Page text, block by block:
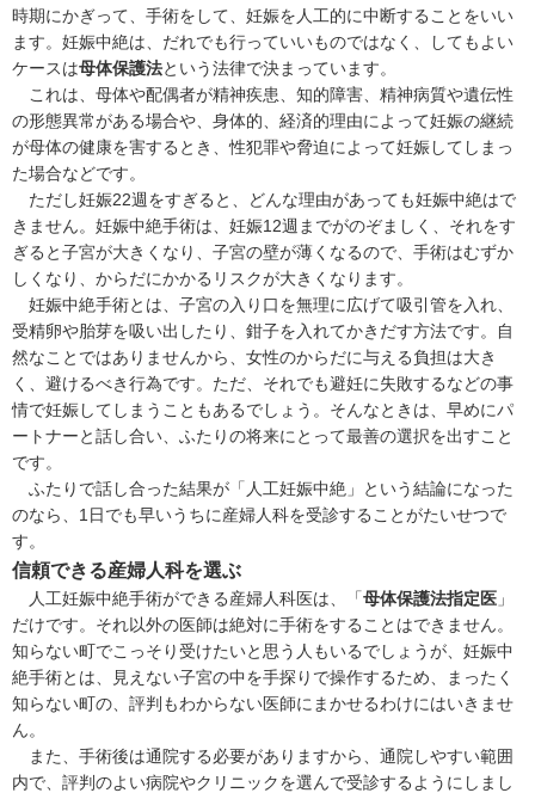
時期にかぎって、手術をして、妊娠を人工的に中断することをいい
ます。妊娠中絶は、だれでも行っていいものではなく、してもよい
ケースは母体保護法という法律で決まっています。
これは、母体や配偶者が精神疾患、知的障害、精神病質や遺伝性
の形態異常がある場合や、身体的、経済的理由によって妊娠の継続
が母体の健康を害するとき、性犯罪や脅迫によって妊娠してしまっ
た場合などです。
ただし妊娠22週をすぎると、どんな理由があっても妊娠中絶はで
きません。妊娠中絶手術は、妊娠12週までがのぞましく、それをす
ぎると子宮が大きくなり、子宮の壁が薄くなるので、手術はむずか
しくなり、からだにかかるリスクが大きくなります。
妊娠中絶手術とは、子宮の入り口を無理に広げて吸引管を入れ、
受精卵や胎芽を吸い出したり、鉗子を入れてかきだす方法です。自
然なことではありませんから、女性のからだに与える負担は大き
く、避けるべき行為です。ただ、それでも避妊に失敗するなどの事
情で妊娠してしまうこともあるでしょう。そんなときは、早めにパ
ートナーと話し合い、ふたりの将来にとって最善の選択を出すこと
です。
ふたりで話し合った結果が「人工妊娠中絶」という結論になった
のなら、1日でも早いうちに産婦人科を受診することがたいせつで
す。
信頼できる産婦人科を選ぶ
人工妊娠中絶手術ができる産婦人科医は、「母体保護法指定医 」
だけです。それ以外の医師は絶対に手術をすることはできません。
知らない町でこっそり受けたいと思う人もいるでしょうが、妊娠中
絶手術とは、見えない子宮の中を手探りで操作するため、まったく
知らない町の、評判もわからない医師にまかせるわけにはいきませ
ん。
また、手術後は通院する必要がありますから、通院しやすい範囲
内で、評判のよい病院やクリニックを選んで受診するようにしまし